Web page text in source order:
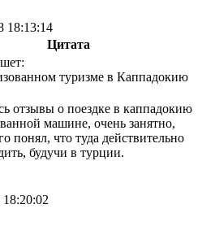
18:13:14
Цитата
туризме в Каппадокию
отзывы о поездке в каппадокию
машине, очень занятно,
понял, что туда действительно
будучи в турции.